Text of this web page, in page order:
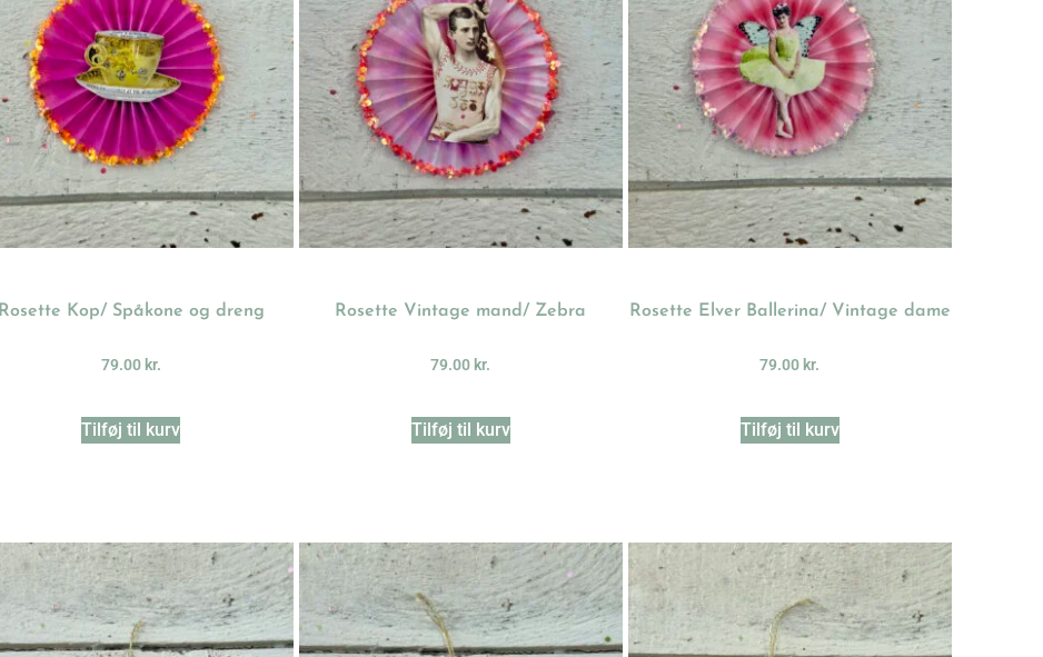
Rosette Kop/ Spåkone og dreng
79.00 kr.
Tilføj til kurv
Rosette Vintage mand/ Zebra
79.00 kr.
Tilføj til kurv
Rosette Elver Ballerina/ Vintage dame
79.00 kr.
Tilføj til kurv